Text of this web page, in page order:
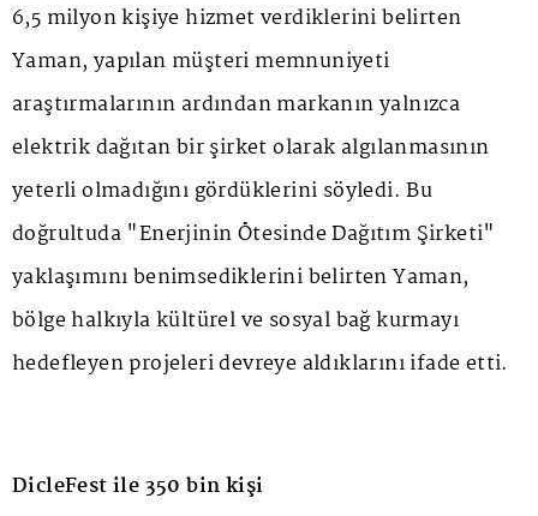
6,5 milyon kişiye hizmet verdiklerini belirten
Yaman, yapılan müşteri memnuniyeti
araştırmalarının ardından markanın yalnızca
elektrik dağıtan bir şirket olarak algılanmasının
yeterli olmadığını gördüklerini söyledi. Bu
doğrultuda "Enerjinin Ötesinde Dağıtım Şirketi"
yaklaşımını benimsediklerini belirten Yaman,
bölge halkıyla kültürel ve sosyal bağ kurmayı
hedefleyen projeleri devreye aldıklarını ifade etti.
DicleFest ile 350 bin kişi